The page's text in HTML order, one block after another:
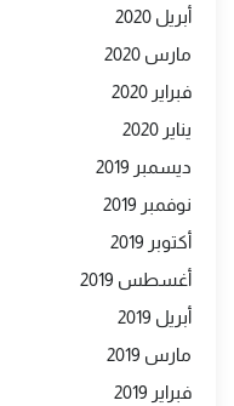
أبريل 2020
مارس 2020
فبراير 2020
يناير 2020
ديسمبر 2019
نوفمبر 2019
أكتوبر 2019
أغسطس 2019
أبريل 2019
مارس 2019
فبراير 2019